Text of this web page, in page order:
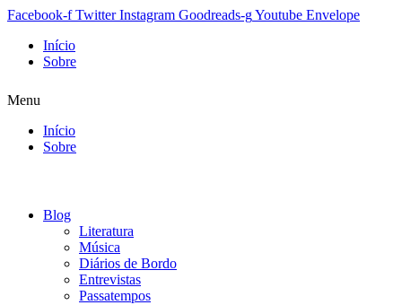
Facebook-f Twitter Instagram Goodreads-gYoutube Envelope
Início
Sobre
Menu
Início
Sobre
Blog
Literatura
Música
Diários de Bordo
Entrevistas
Passatempos